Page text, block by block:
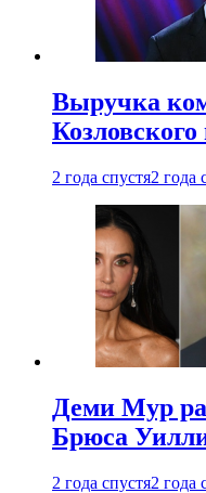
Выручка
2 года спустя2 года
Деми Мур
Брюса
2 года спустя2 года